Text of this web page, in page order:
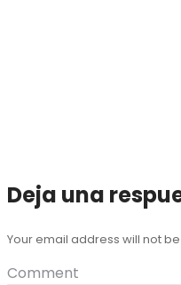
Deja una
Your email address will not
Comment